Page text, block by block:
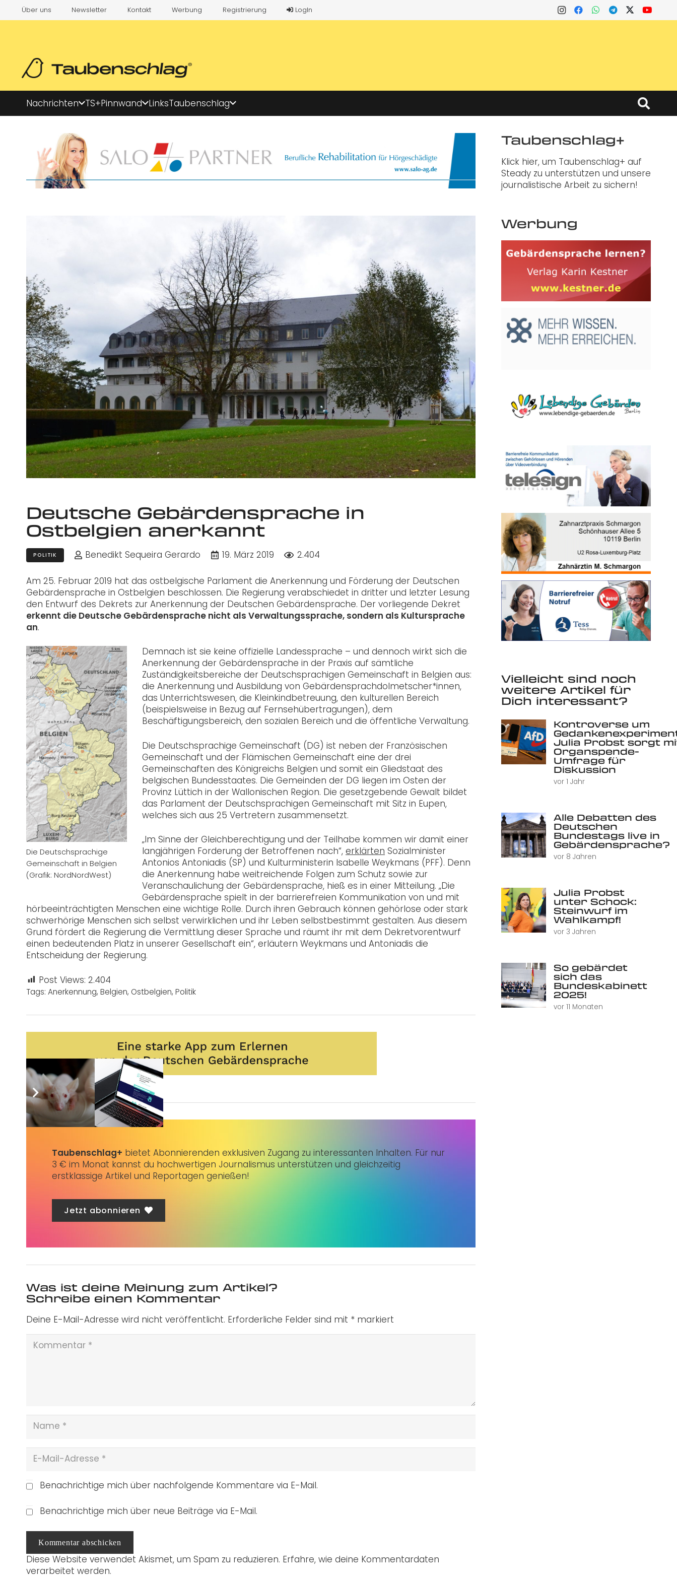
Über uns Newsletter Kontakt Werbung Registrierung LogIn
Nachrichten TS+Pinnwand LinksTaubenschlag
Deutsche Gebärdensprache in
Ostbelgien anerkannt
POLITIK Benedikt Sequeira Gerardo 19. März 2019 2.404
Am 25. Februar 2019 hat das ostbelgische Parlament die Anerkennung und Förderung der Deutschen
Gebärdensprache in Ostbelgien beschlossen. Die Regierung verabschiedet in dritter und letzter Lesung
den Entwurf des Dekrets zur Anerkennung der Deutschen Gebärdensprache. Der vorliegende Dekret
erkennt die Deutsche Gebärdensprache nicht als Verwaltungssprache, sondern als Kultursprache
an.
Die Deutschsprachige
Gemeinschaft in Belgien
(Grafik: NordNordWest)
Demnach ist sie keine offizielle Landessprache – und dennoch wirkt sich die
Anerkennung der Gebärdensprache in der Praxis auf sämtliche
Zuständigkeitsbereiche der Deutschsprachigen Gemeinschaft in Belgien aus:
die Anerkennung und Ausbildung von Gebärdensprachdolmetscher*innen,
das Unterrichtswesen, die Kleinkindbetreuung, den kulturellen Bereich
(beispielsweise in Bezug auf Fernsehübertragungen), dem
Beschäftigungsbereich, den sozialen Bereich und die öffentliche Verwaltung.
Die Deutschsprachige Gemeinschaft (DG) ist neben der Französischen
Gemeinschaft und der Flämischen Gemeinschaft eine der drei
Gemeinschaften des Königreichs Belgien und somit ein Gliedstaat des
belgischen Bundesstaates. Die Gemeinden der DG liegen im Osten der
Provinz Lüttich in der Wallonischen Region. Die gesetzgebende Gewalt bildet
das Parlament der Deutschsprachigen Gemeinschaft mit Sitz in Eupen,
welches sich aus 25 Vertretern zusammensetzt.
„Im Sinne der Gleichberechtigung und der Teilhabe kommen wir damit einer
langjährigen Forderung der Betroffenen nach“, erklärten Sozialminister
Antonios Antoniadis (SP) und Kulturministerin Isabelle Weykmans (PFF). Denn
die Anerkennung habe weitreichende Folgen zum Schutz sowie zur
Veranschaulichung der Gebärdensprache, hieß es in einer Mitteilung. „Die
Gebärdensprache spielt in der barrierefreien Kommunikation von und mit
hörbeeinträchtigten Menschen eine wichtige Rolle. Durch ihren Gebrauch können gehörlose oder stark
schwerhörige Menschen sich selbst verwirklichen und ihr Leben selbstbestimmt gestalten. Aus diesem
Grund fördert die Regierung die Vermittlung dieser Sprache und räumt ihr mit dem Dekretvorentwurf
einen bedeutenden Platz in unserer Gesellschaft ein“, erläutern Weykmans und Antoniadis die
Entscheidung der Regierung.
Post Views: 2.404
Tags: Anerkennung, Belgien, Ostbelgien, Politik
Sie wünschen sich auch eine Werbeanzeige?
Taubenschlag+ bietet Abonnierenden exklusiven Zugang zu interessanten Inhalten. Für nur
3 € im Monat kannst du hochwertigen Journalismus unterstützen und gleichzeitig
erstklassige Artikel und Reportagen genießen!
Jetzt abonnieren
Was ist deine Meinung zum Artikel?
Schreibe einen Kommentar
Deine E-Mail-Adresse wird nicht veröffentlicht. Erforderliche Felder sind mit * markiert
Benachrichtige mich über nachfolgende Kommentare via E-Mail.
Benachrichtige mich über neue Beiträge via E-Mail.
Kommentar abschicken
Diese Website verwendet Akismet, um Spam zu reduzieren. Erfahre, wie deine Kommentardaten
verarbeitet werden.
Taubenschlag+
Klick hier, um Taubenschlag+ auf
Steady zu unterstützen und unsere
journalistische Arbeit zu sichern!
Werbung
Vielleicht sind noch
weitere Artikel für
Dich interessant?
Kontroverse um
Julia Probst sorgt
Organspende-
Umfrage für
Diskussion
vor 1 Jahr
Alle Debatten des
Deutschen
Bundestags live in
Gebärdensprache?
vor 8 Jahren
Julia Probst
unter Schock:
Steinwurf im
Wahlkampf!
vor 3 Jahren
So gebärdet
sich das
Bundeskabinett
2025!
vor 11 Monaten